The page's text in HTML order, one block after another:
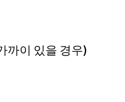
까이 있을 경우)